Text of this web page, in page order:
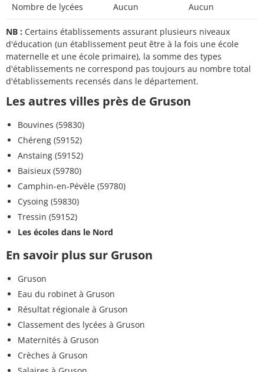
Nombre de lycées Aucun Aucun
NB : Certains établissements assurant plusieurs niveaux
d'éducation (un établissement peut être à la fois une école
maternelle et une école primaire), la somme des types
d'établissements ne correspond pas toujours au nombre total
d'établissements recensés dans le département.
Les autres villes près de Gruson
Bouvines (59830)
Chéreng (59152)
Anstaing (59152)
Baisieux (59780)
Camphin-en-Pévèle (59780)
Cysoing (59830)
Tressin (59152)
Les écoles dans le Nord
En savoir plus sur Gruson
Gruson
Eau du robinet à Gruson
Résultat régionale à Gruson
Classement des lycées à Gruson
Maternités à Gruson
Crèches à Gruson